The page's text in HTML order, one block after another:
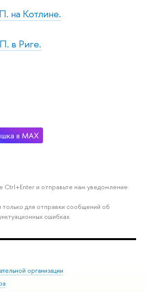
на Котлине.
в Риге.
Ctrl+Enter и отправьте нам уведомление.
для отправки сообщений об
ошибках.
организации